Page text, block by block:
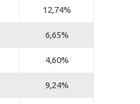
12,74%
6,65%
4,60%
9,24%